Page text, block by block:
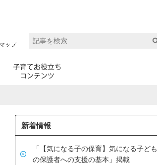
新着情報
「【気になる子の保育】気になる子ども
の保護者への支援の基本」掲載